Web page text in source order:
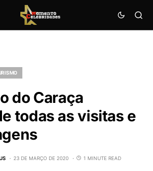
do Caraça
todas as visitas e
23 DE MARÇO DE 2020 1 MINUTE READ